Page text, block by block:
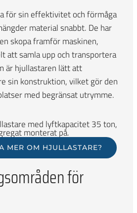
för sin effektivitet och förmåga
material snabbt. De har
skopa framför maskinen,
att samla upp och transportera
är hjullastaren lätt att
sin konstruktion, vilket gör den
med begränsat utrymme.
MER OM HJULLASTARE?
för